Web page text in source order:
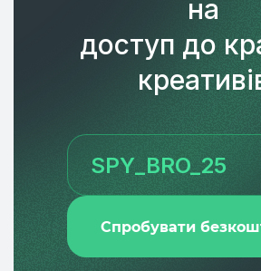
на
доступ до
Спробувати